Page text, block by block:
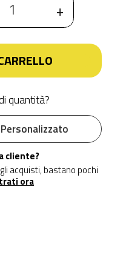
+
quantità?
cliente?
acquisti, bastano pochi
ora